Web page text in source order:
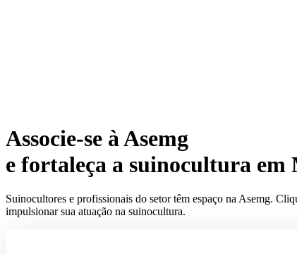
Associe-se à Asemg
e fortaleça a suinocultura em
Suinocultores e profissionais do setor têm espaço na Asemg.
impulsionar sua atuação na suinocultura.